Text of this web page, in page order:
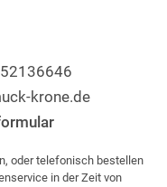
krone.de
oder telefonisch bestellen
in der Zeit von